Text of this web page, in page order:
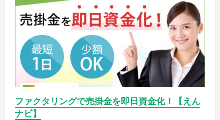
ファクタリングで売掛金を即日資金化！【えん
ナビ】